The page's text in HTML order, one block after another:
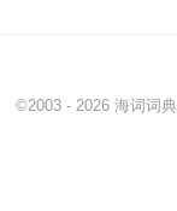
©2003 - 2026 海词词典